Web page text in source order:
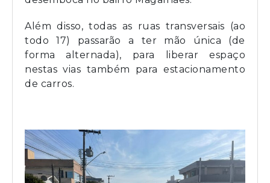
Além disso, todas as ruas transversais (ao
todo 17) passarão a ter mão única (de
forma alternada), para liberar espaço
nestas vias também para estacionamento
de carros.